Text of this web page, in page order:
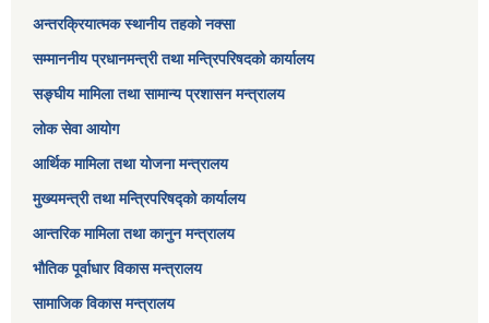
अन्तरक्रियात्मक स्थानीय तहको नक्सा
सम्माननीय प्रधानमन्त्री तथा मन्त्रिपरिषद‌को कार्यालय
सङ्‍घीय मामिला तथा सामान्य प्रशासन मन्त्रालय
लोक सेवा आयोग
आर्थिक मामिला तथा योजना मन्त्रालय​
मुख्यमन्त्री तथा मन्त्रिपरिषद्को कार्यालय
आन्तरिक मामिला तथा कानुन मन्त्रालय
भौतिक पूर्वाधार विकास मन्त्रालय
सामाजिक विकास मन्त्रालय